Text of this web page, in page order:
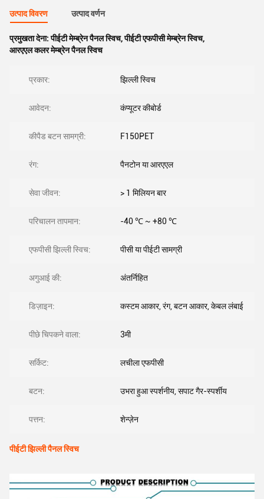
उत्पाद विवरण उत्पाद वर्णन
प्रमुखता देना:पीईटी मेम्ब्रेन पैनल स्विच,पीईटी एफपीसी मेम्ब्रेन स्विच,
आरएएल कलर मेम्ब्रेन पैनल स्विच
प्रकार: झिल्ली स्विच
आवेदन: कंप्यूटर कीबोर्ड
कीपैड बटन सामग्री: F150PET
रंग: पैनटोन या आरएएल
सेवा जीवन: > 1 मिलियन बार
परिचालन तापमान: -40 ℃ ~ +80 ℃
एफपीसी झिल्ली स्विच: पीसी या पीईटी सामग्री
अगुआई की: अंतर्निहित
डिज़ाइन: कस्टम आकार, रंग, बटन आकार, केबल लंबाई
पीछे चिपकने वाला: 3मी
सर्किट: लचीला एफपीसी
बटन: उभरा हुआ स्पर्शनीय, सपाट गैर-स्पर्शीय
पत्तन: शेन्ज़ेन
पीईटी झिल्ली पैनल स्विच